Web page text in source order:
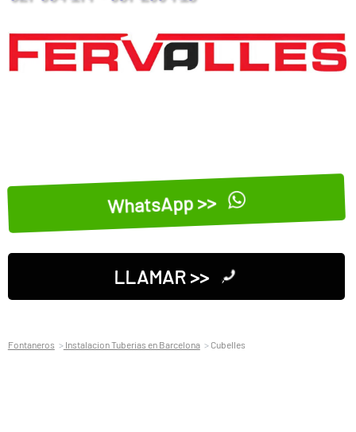
WhatsApp >>
LLAMAR >>
Fontaneros Instalacion Tuberias en Barcelona Cubelles